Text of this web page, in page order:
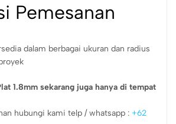
Pemesanan
dalam berbagai ukuran dan radius
1.8mm sekarang juga hanya di tempat
hubungi kami telp / whatsapp : +62